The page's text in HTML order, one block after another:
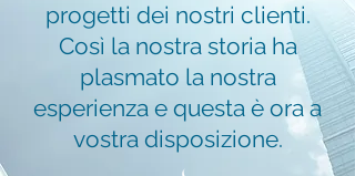
progetti dei nostri clienti.
Così la nostra storia ha
plasmato la nostra
esperienza e questa è ora a
vostra disposizione.